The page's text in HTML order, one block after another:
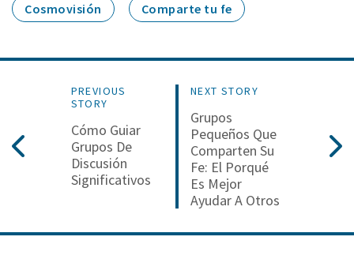
Cosmovisión Comparte tu fe
PREVIOUS
STORY
Cómo Guiar
Grupos De
Discusión
Significativos
NEXT STORY
Grupos
Pequeños Que
Comparten Su
Fe: El Porqué
Es Mejor
Ayudar A Otros